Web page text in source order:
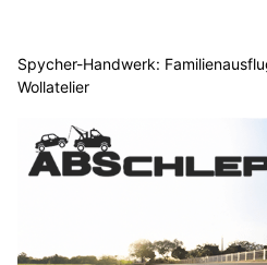
Spycher-Handwerk:
Wollatelier